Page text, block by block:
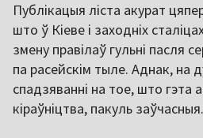
Публікацыя ліста акурат
што ў Кіеве і заходніх
змену правілаў гульні пасля
па расейскім тыле. Аднак, на
спадзяванні на тое, што гэта
кіраўніцтва, пакуль заўчасныя.